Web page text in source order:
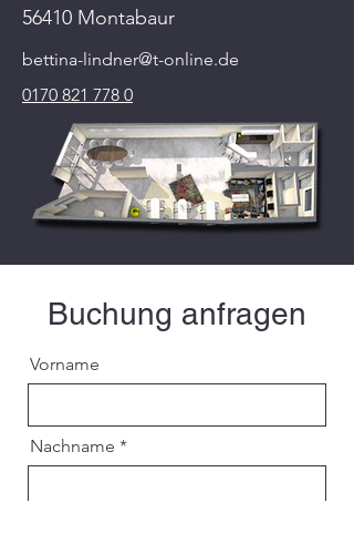
56410 Montabaur
bettina-lindner@t-online.de
0170 821 778 0
Buchung anfragen
Vorname
Nachname